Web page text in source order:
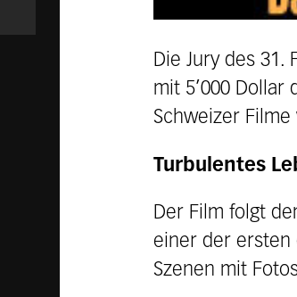
Die Jury des 31.
mit 5’000 Dollar
Schweizer
Turbulentes
Der Film folgt
einer der ersten
Szenen mit